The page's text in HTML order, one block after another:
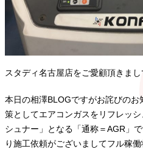
スタディ名古屋店をご愛顧頂きまし
本日の相澤BLOGですがお詫びの
策としてエアコンガスをリフレッ
シュナー」となる「通称＝AGR」
り施工依頼がございましてフル稼